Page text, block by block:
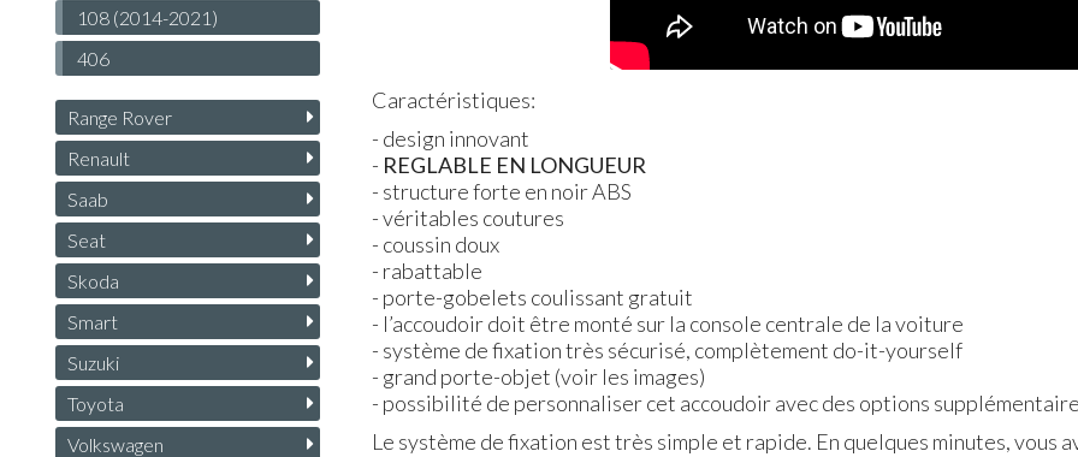
Caractéristiques:
- design innovant
- REGLABLE EN LONGUEUR
- structure forte en noirABS
- véritables coutures
- coussin doux
- rabattable
- porte-gobelets coulissant gratuit
- l’accoudoir doit être monté sur la console centrale de la voiture
- système de fixation très sécurisé, complètement do-it-yourself
- grand porte-objet (voir les images)
- possibilité de personnaliser cet accoudoir avec des options
Le système de fixation est très simple et rapide. En quelques minutes,
108 (2014-2021)
406
Range Rover
Renault
Saab
Seat
Skoda
Smart
Suzuki
Toyota
Volkswagen